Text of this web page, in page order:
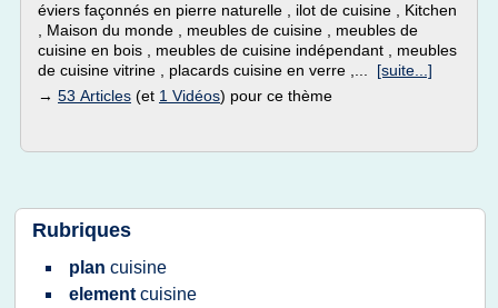
éviers façonnés en pierre naturelle , ilot de cuisine , Kitchen
, Maison du monde , meubles de cuisine , meubles de
cuisine en bois , meubles de cuisine indépendant , meubles
de cuisine vitrine , placards cuisine en verre ,... [suite...]
→ 53 Articles (et 1 Vidéos) pour ce thème
Rubriques
plan cuisine
element cuisine